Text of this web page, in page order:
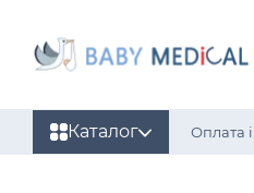
Каталог Оплата